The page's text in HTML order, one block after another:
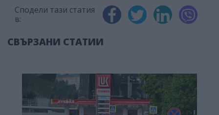
Сподели тази статия
в:
СВЪРЗАНИ СТАТИИ